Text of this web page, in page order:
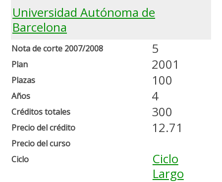
Universidad Autónoma de
Barcelona
Nota de corte 2007/2008
Plan
Plazas
Años
Créditos totales
Precio del crédito
Precio del curso
Ciclo
5
2001
100
4
300
12.71
Ciclo
Largo